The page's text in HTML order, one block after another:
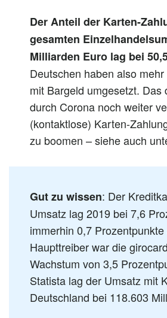
Der Anteil der Karten-
gesamten
Milliarden Euro lag bei
Deutschen haben also
mit Bargeld umgesetzt. Das
durch Corona noch weiter
(kontaktlose) Karten-
zu boomen – siehe auch
Gut zu wissen: Der
Umsatz lag 2019 bei 7,6
immerhin 0,7
Haupttreiber war die
Wachstum von 3,5
Statista lag der Umsatz mit
Deutschland bei 118.603